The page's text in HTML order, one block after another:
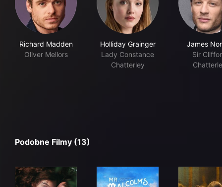
Richard Madden
Oliver Mellors
Holliday Grainger
Lady Constance
Chatterley
James
Sir
Podobne Filmy (13)